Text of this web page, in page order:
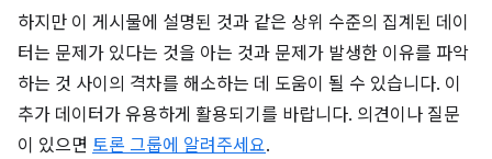
하지만 이 게시물에 설명된 것과 같은 상위 수준의 집계된 데이
터는 문제가 있다는 것을 아는 것과 문제가 발생한 이유를 파악
하는 것 사이의 격차를 해소하는 데 도움이 될 수 있습니다. 이
추가 데이터가 유용하게 활용되기를 바랍니다. 의견이나 질문
이 있으면 토론 그룹에 알려주세요.